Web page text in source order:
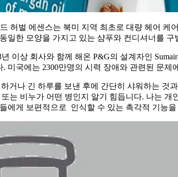
허벌 에센스는 북미 지역 최초로 대량 헤어
일한 모양을 가지고 있는 샴푸와 컨디셔너를
이상 회사와 함께 해온 P&G의 설계자인
미국에는 2300만명의 시력 장애와 관련된 문제
거나 긴 하루를 보낸 후에 간단히 샤워하는 것
는 비누가 어떤 병인지 알기 힘듭니다. 나는
에게 보편적으로 인식할 수 있는 촉각적 기능